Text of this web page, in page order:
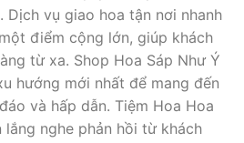
Dịch vụ giao hoa tận nơi nhanh
điểm cộng lớn, giúp khách
từ xa. Shop Hoa Sáp Như Ý
hướng mới nhất để mang đến
và hấp dẫn. Tiệm Hoa Hoa
lắng nghe phản hồi từ khách